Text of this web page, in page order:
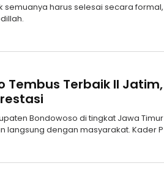
harus selesai secara formal,
Tembus Terbaik II Jatim,
Bondowoso di tingkat Jawa Timur
langsung dengan masyarakat. Kader P